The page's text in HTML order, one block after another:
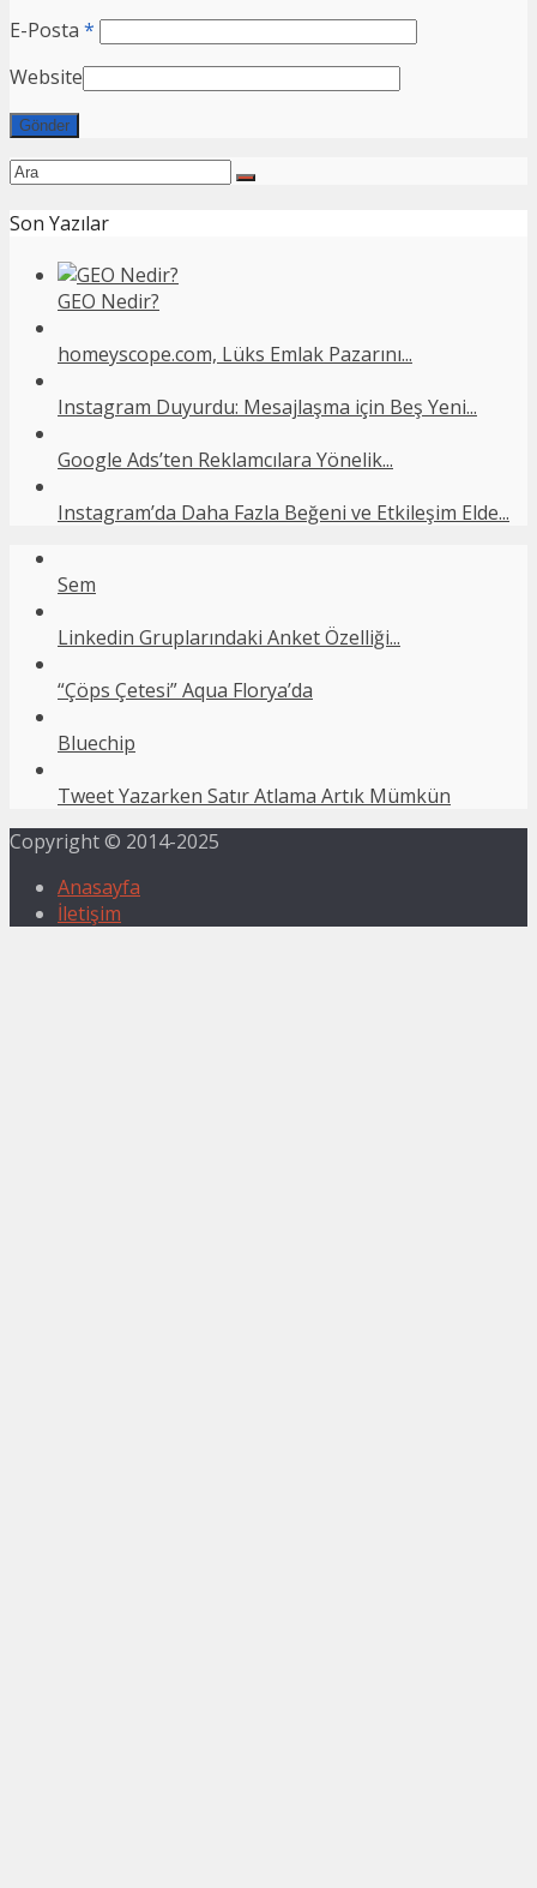
E-Posta *
Website
Son Yazılar
GEO Nedir?
homeyscope.com, Lüks Emlak Pazarını...
Instagram Duyurdu: Mesajlaşma için Beş Yeni...
Google Ads’ten Reklamcılara Yönelik...
Instagram’da Daha Fazla Beğeni ve Etkileşim Elde...
Sem
Linkedin Gruplarındaki Anket Özelliği...
“Çöps Çetesi” Aqua Florya’da
Bluechip
Tweet Yazarken Satır Atlama Artık Mümkün
Copyright © 2014-2025
Anasayfa
İletişim